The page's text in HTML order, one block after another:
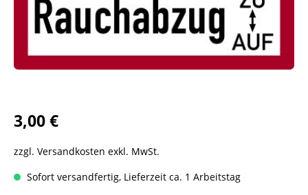
3,00 €
zzgl. Versandkosten exkl. MwSt.
Sofort versandfertig, Lieferzeit ca. 1 Arbeitstag